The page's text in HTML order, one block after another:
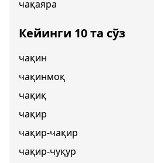
чақаяра
Кейинги 10 та сўз
чақин
чақинмоқ
чақиқ
чақир
чақир-чақир
чақир-чуқур